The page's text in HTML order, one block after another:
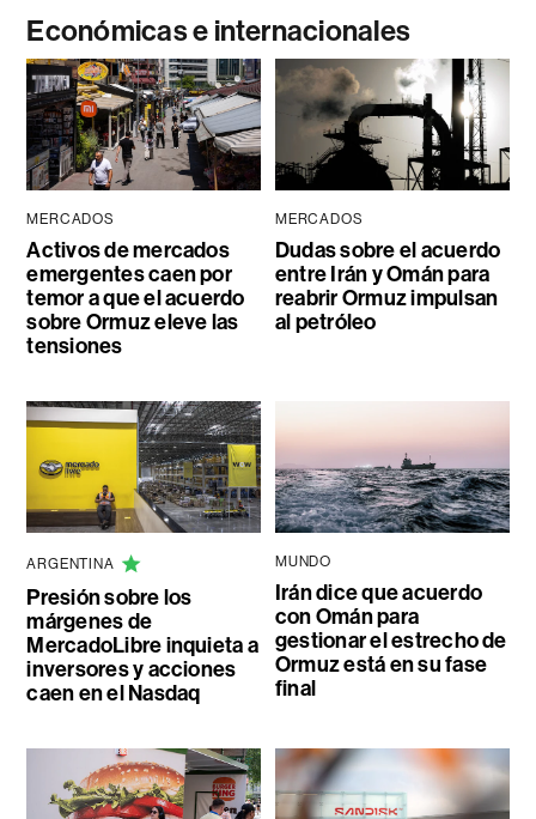
Económicas e internacionales
MERCADOS
Activos de mercados
emergentes caen por
temor a que el acuerdo
sobre Ormuz eleve las
tensiones
MERCADOS
Dudas sobre el acuerdo
entre Irán y Omán para
reabrir Ormuz impulsan
al petróleo
ARGENTINA
Presión sobre los
márgenes de
MercadoLibre inquieta a
inversores y acciones
caen en el Nasdaq
MUNDO
Irán dice que acuerdo
con Omán para
gestionar el estrecho de
Ormuz está en su fase
final